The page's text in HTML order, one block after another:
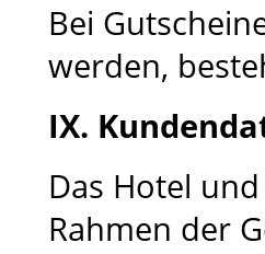
Bei
werden,
IX.
Das Hotel
Rahmen der